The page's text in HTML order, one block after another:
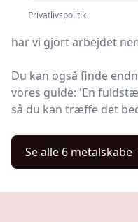
Hvad enten du leder
en specifik model eller
har vi gjort arbejdet
Du kan også finde
vores guide: 'En
så du kan træffe det
Se alle 6 metalskabe
Privatlivspolitik